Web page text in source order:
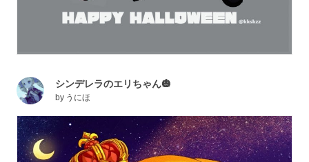
シンデレラのエリちゃん🎃
by うにほ